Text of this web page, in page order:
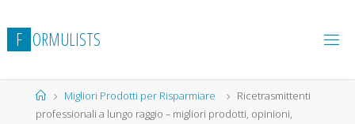
al
contenuto
F ORMULISTS
HomeMigliori Prodotti per Risparmiare
Ricetrasmittenti
professionali a lungo raggio – migliori prodotti, opinioni,